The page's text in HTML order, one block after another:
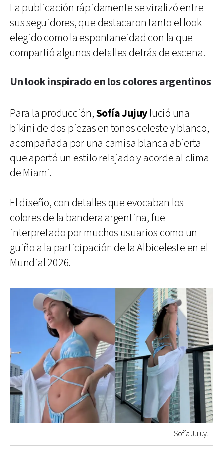
La publicación rápidamente se viralizó entre
sus seguidores, que destacaron tanto el look
elegido como la espontaneidad con la que
compartió algunos detalles detrás de escena.
Un look inspirado en los colores argentinos
Para la producción,Sofía Jujuylució una
bikini de dos piezas en tonos celeste y blanco,
acompañada por una camisa blanca abierta
que aportó un estilo relajado y acorde al clima
de Miami.
El diseño, con detalles que evocaban los
colores de la bandera argentina, fue
interpretado por muchos usuarios como un
guiño a la participación de la Albiceleste en el
Mundial 2026.
Sofía Jujuy.